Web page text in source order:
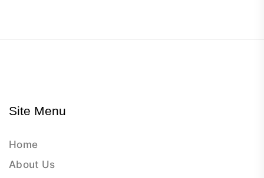
Site Menu
Home
About Us